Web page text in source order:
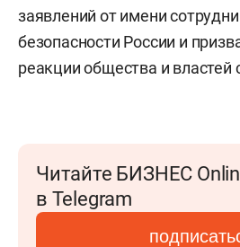
заявлений от имени
безопасности России и
реакции общества и властей
Читайте БИЗНЕС
в Telegram